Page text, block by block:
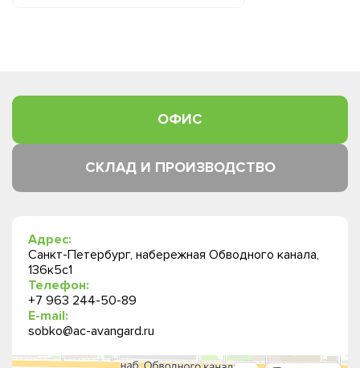
ОФИС
СКЛАД И ПРОИЗВОДСТВО
Адрес:
Санкт-Петербург, набережная Обводного канала,
136к5с1
Телефон:
+7 963 244-50-89
E-mail:
sobko@ac-avangard.ru